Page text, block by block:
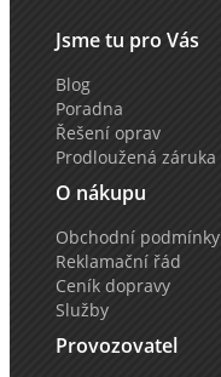
Jsme tu pro Vás
Blog
Poradna
Řešení oprav
Prodloužená záruka
O nákupu
Obchodní podmínky
Reklamační řád
Ceník dopravy
Služby
Provozovatel